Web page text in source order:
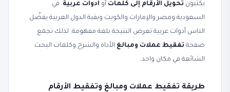
يكتبون تحويل الأرقام إلى كلمات أو أدوات عربية. في
السعودية ومصر والإمارات والكويت وبقية الدول العربية يفضّل
الناس أدوات عربية تعرض النتيجة بلغة مفهومة. لذلك تجمع
صفحة تفقيط عملات ومبالغ الأداة والشرح وكلمات البحث
الشائعة في مكان واحد.
طريقة تفقيط عملات ومبالغ وتفقيط الأرقام